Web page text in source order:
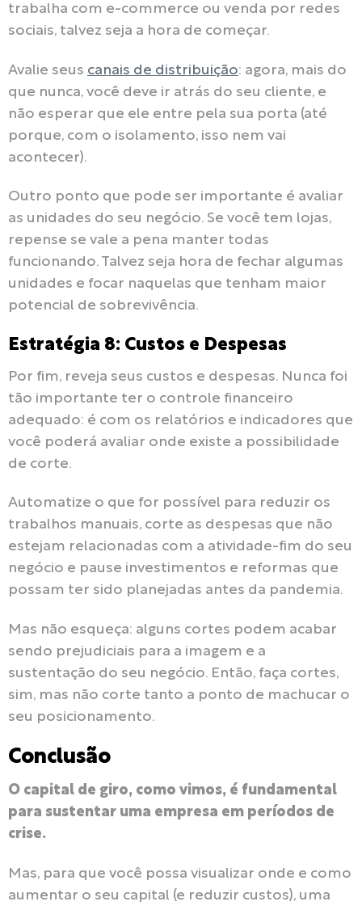
trabalha com e-commerce ou venda por redes
sociais, talvez seja a hora de começar.
Avalie seus canais de distribuição: agora, mais do
que nunca, você deve ir atrás do seu cliente, e
não esperar que ele entre pela sua porta (até
porque, com o isolamento, isso nem vai
acontecer).
Outro ponto que pode ser importante é avaliar
as unidades do seu negócio. Se você tem lojas,
repense se vale a pena manter todas
funcionando. Talvez seja hora de fechar algumas
unidades e focar naquelas que tenham maior
potencial de sobrevivência.
Estratégia 8: Custos e Despesas
Por fim, reveja seus custos e despesas. Nunca foi
tão importante ter o controle financeiro
adequado: é com os relatórios e indicadores que
você poderá avaliar onde existe a possibilidade
de corte.
Automatize o que for possível para reduzir os
trabalhos manuais, corte as despesas que não
estejam relacionadas com a atividade-fim do seu
negócio e pause investimentos e reformas que
possam ter sido planejadas antes da pandemia.
Mas não esqueça: alguns cortes podem acabar
sendo prejudiciais para a imagem e a
sustentação do seu negócio. Então, faça cortes,
sim, mas não corte tanto a ponto de machucar o
seu posicionamento.
Conclusão
O capital de giro, como vimos, é fundamental
para sustentar uma empresa em períodos de
crise.
Mas, para que você possa visualizar onde e como
aumentar o seu capital (e reduzir custos), uma